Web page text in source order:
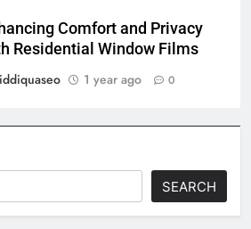
Comfort and Privacy
Residential Window Films
1 year ago 0
SEARCH